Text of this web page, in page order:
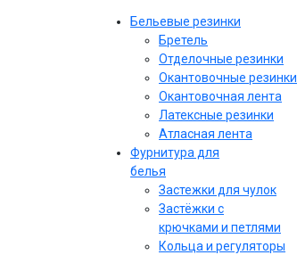
Бельевые резинки
Бретель
Отделочные резинки
Окантовочные резинки
Окантовочная лента
Латексные резинки
Атласная лента
Фурнитура для
белья
Застежки для чулок
Застёжки с
крючками и петлями
Кольца и регуляторы